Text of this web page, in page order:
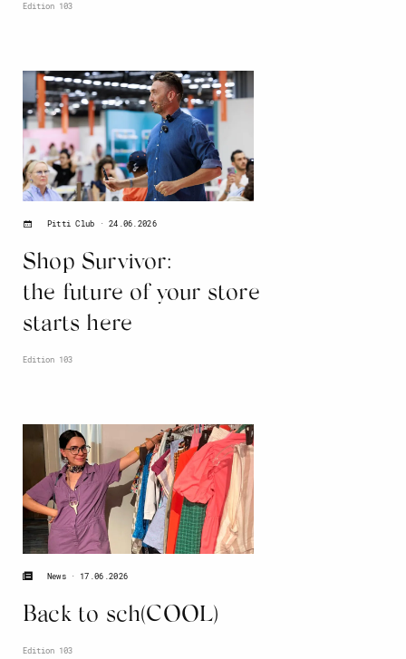
Edition 103
Shop Survivor:
the future of your store
starts here
Pitti Club 24.06.2026
Edition 103
Back to sch(COOL)
News 17.06.2026
Edition 103